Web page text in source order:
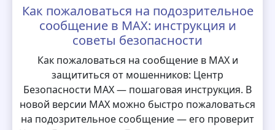
Как пожаловаться на подозрительное
сообщение в MAX: инструкция и
советы безопасности
Как пожаловаться на сообщение в MAX и
защититься от мошенников: Центр
Безопасности MAX — пошаговая инструкция. В
новой версии MAX можно быстро пожаловаться
на подозрительное сообщение — его проверит